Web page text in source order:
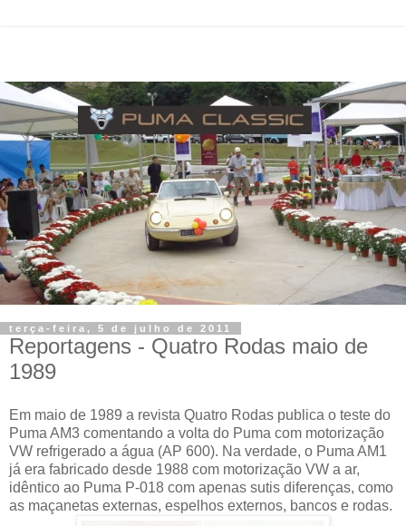
terça-feira, 5 de julho de 2011
Reportagens - Quatro Rodas maio de
1989
Em maio de 1989 a revista Quatro Rodas publica o teste do
Puma AM3 comentando a volta do Puma com motorização
VW refrigerado a água (AP 600). Na verdade, o Puma AM1
já era fabricado desde 1988 com motorização VW a ar,
idêntico ao Puma P-018 com apenas sutis diferenças, como
as maçanetas externas, espelhos externos, bancos e rodas.